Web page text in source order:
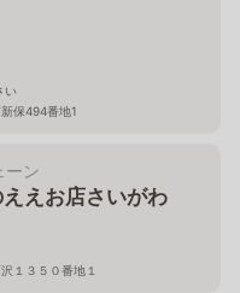
い
保494番地1
ーン
えお店さいがわ
１３５０番地１